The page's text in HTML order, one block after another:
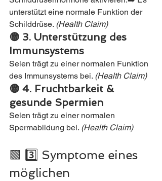
unterstützt eine normale Funktion der
Schilddrüse. (Health Claim)
🟡 3. Unterstützung des
Immunsystems
Selen trägt zu einer normalen Funktion
des Immunsystems bei. (Health Claim)
🟡 4. Fruchtbarkeit &
gesunde Spermien
Selen trägt zu einer normalen
Spermabildung bei. (Health Claim)
🟩 3️⃣ Symptome eines
möglichen